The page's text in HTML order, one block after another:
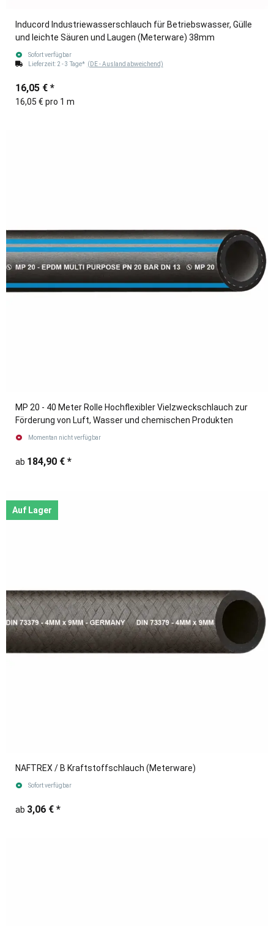
Inducord Industriewasserschlauch für Betriebswasser, Gülle
und leichte Säuren und Laugen (Meterware) 38mm
Sofort verfügbar
Lieferzeit: 2 - 3 Tage* (DE - Ausland abweichend)
16,05 € *
16,05 € pro 1 m
MP 20 - 40 Meter Rolle Hochflexibler Vielzweckschlauch zur
Förderung von Luft, Wasser und chemischen Produkten
Momentan nicht verfügbar
ab 184,90 € *
Auf Lager
NAFTREX / B Kraftstoffschlauch (Meterware)
Sofort verfügbar
ab 3,06 € *